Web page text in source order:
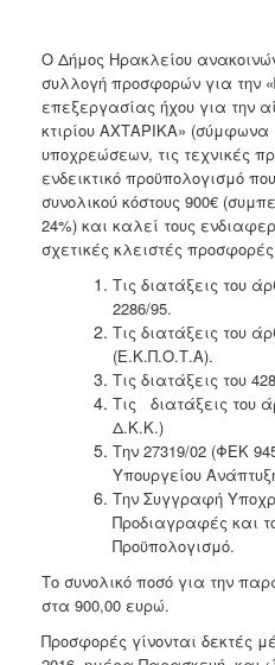
ΤΟΠΟΣ
ΠΟΛΙΤΙΣΜΟΣ
ΑΝΘΕΚΤΙΚΗ
ΠΟΛΗ
Ο Δήμος Ηρακλείου
συλλογή προσφορών για την
επεξεργασίας ήχου για την
κτιρίου ΑΧΤΑΡΙΚΑ»
υποχρεώσεων, τις τεχνικές
ενδεικτικό προϋπολογισμό
συνολικού κόστους 900€
24%) και καλεί τους
σχετικές κλειστές
Τις διατάξεις του
2286/95.
Τις διατάξεις του
(Ε.Κ.Π.Ο.Τ.Α).
Τις διατάξεις του
Τις διατάξεις του
Δ.Κ.Κ.)
Την 27319/02 (ΦΕΚ
Υπουργείου
Την Συγγραφή
Προδιαγραφές και
Προϋπολογισμό.
Το συνολικό ποσό για την
στα 900,00 ευρώ.
Προσφορές γίνονται δεκτές